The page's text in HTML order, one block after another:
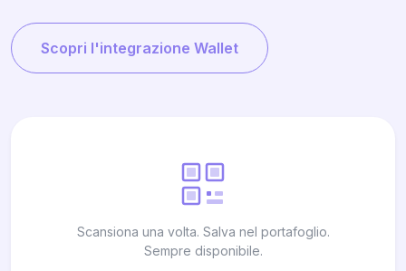
Scopri l'integrazione Wallet
Scansiona una volta. Salva nel portafoglio.
Sempre disponibile.